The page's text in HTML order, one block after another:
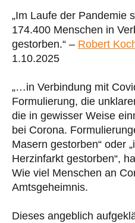
„Im Laufe der Pandemie
174.400 Menschen in
gestorben.“ – Robert
1.10.2025
„…in Verbindung mit
Formulierung, die
die in gewisser Weise
bei Corona.
Masern gestorben“ oder
Herzinfarkt gestorben“,
Wie viel Menschen an
Amtsgeheimnis.
Dieses angeblich